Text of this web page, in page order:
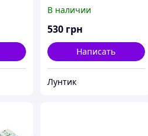
мягкое дно, крупная
сетка
В наличии
530 грн
Написать
Лунтик